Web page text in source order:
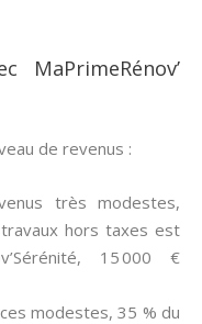
MaPrimeRénov’
de revenus :
très modestes,
hors taxes est
15 000 €
modestes, 35 % du